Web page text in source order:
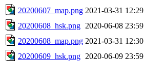
20200607_map.png 2021-03-31 12:29
20200608_hsk.png 2020-06-08 23:59
20200608_map.png 2021-03-31 12:30
20200609_hsk.png 2020-06-09 23:59